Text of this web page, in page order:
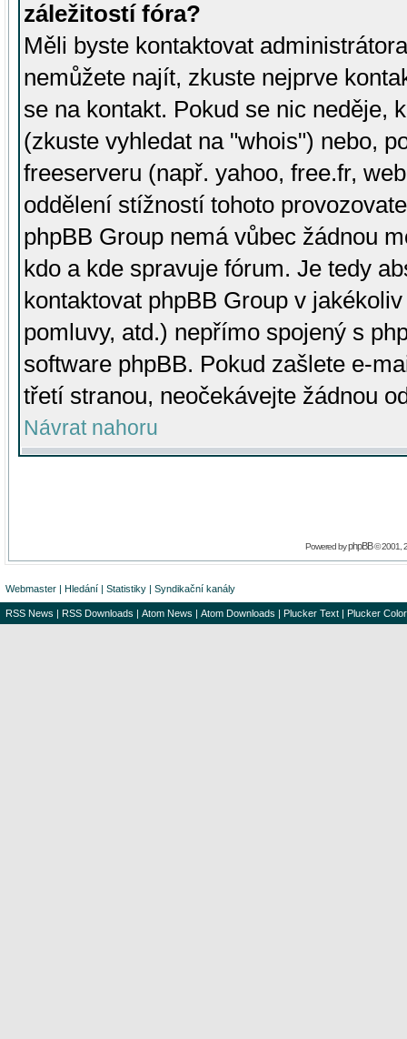
záležitostí fóra?
Měli byste kontaktovat
nemůžete najít, zkuste nejprve
se na kontakt. Pokud se nic neděje,
(zkuste vyhledat na "whois") nebo,
freeserveru (např. yahoo, free.fr,
oddělení stížností tohoto
phpBB Group nemá vůbec žádnou
kdo a kde spravuje fórum. Je tedy
kontaktovat phpBB Group v
pomluvy, atd.) nepřímo spojený s
software phpBB. Pokud zašlete e-
třetí stranou, neočekávejte žádnou
Návrat nahoru
Powered byphpBB© 2001,
Webmaster | Hledání | Statistiky | Syndikační kanály
RSS News | RSS Downloads | Atom News | Atom Downloads | Plucker Text | Plucker Color